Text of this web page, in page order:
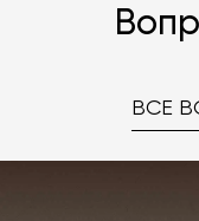
ВСЕ